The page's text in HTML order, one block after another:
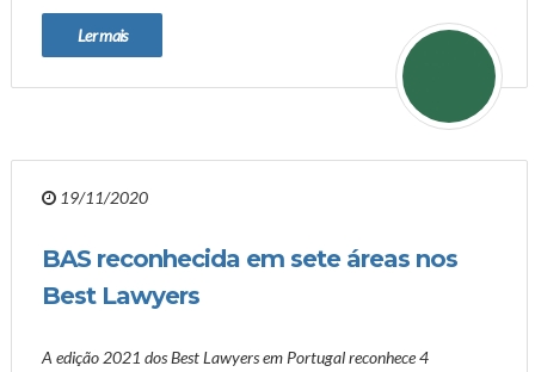
Ler mais
19/11/2020
BAS reconhecida em sete áreas nos
Best Lawyers
A edição 2021 dos Best Lawyers em Portugal reconhece 4